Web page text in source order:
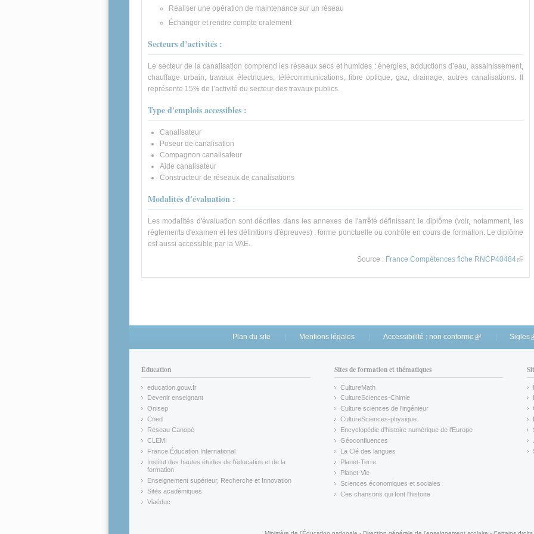
Réaliser une opération de maintenance sur un réseau
Échanger et rendre compte oralement
Secteurs d’activités :
Le secteur de la canalisation comprend les réseaux secs et humides : énergies, adductions d’eau, assainissement,
chauffage urbain, travaux électriques, télécommunications, fibre optique, gaz, drainage, autres canalisations. Il
représente 15% de l’activité du secteur des travaux publics.
Type d'emplois accessibles :
Canalisateur
Poseur de canalisation
Compagnon canalisateur
Aide canalisateur
Constructeur de réseaux de canalisations
Modalités d'évaluation :
Les modalités d'évaluation sont décrites dans les annexes de l'arrêté définissant le diplôme (voir, notamment, les
règlements d'examen et les définitions d'épreuves) : forme ponctuelle ou contrôle en cours de formation. Le diplôme
est aussi accessible par la VAE.
Source : France Compétences fiche RNCP40484
Plan du site Mentions légales Accessibilité : non conforme (link is external)
Sigles
Éducation
education.gouv.fr
(link is external)
Devenir enseignant
(link is external)
Onisep
(link is external)
Cned
(link is external)
Réseau Canopé
(link is external)
CLEMI
(link is external)
France Éducation International
(link is external)
Institut des hautes études de l'éducation et de la
formation
(link is external)
Enseignement supérieur, Recherche et Innovation
(link is external)
Sites académiques
(link is external)
Viaéduc
Sites de formation et thématiques
CultureMath
(link is external)
CultureSciences-Chimie
(link is external)
Culture sciences de l'ingénieur
CultureSciences-physique
(link is external)
Encyclopédie d'histoire numérique de l'Europe
(link is external)
Géoconfluences
(link is external)
La Clé des langues
(link is external)
Planet-Terre
(link is external)
Planet-Vie
(link is external)
Sciences économiques et sociales
(link is external)
Ces chansons qui font l'histoire